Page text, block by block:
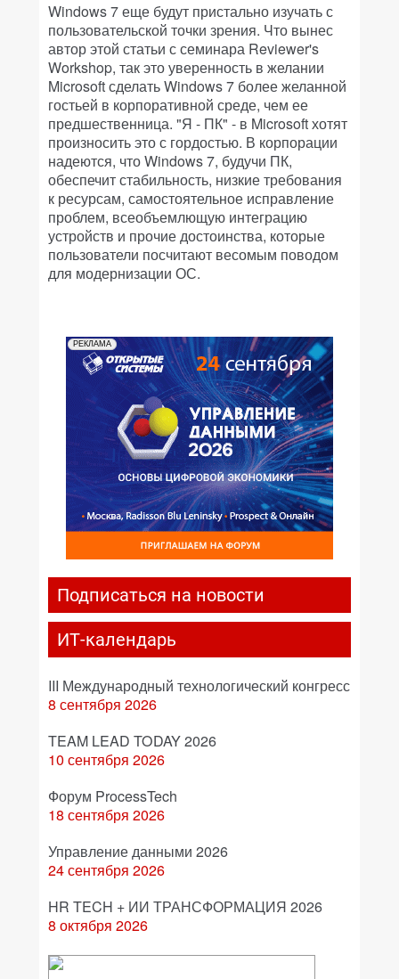
Windows 7 еще будут пристально изучать с
пользовательской точки зрения. Что вынес
автор этой статьи с семинара Reviewer's
Workshop, так это уверенность в желании
Microsoft сделать Windows 7 более желанной
гостьей в корпоративной среде, чем ее
предшественница. "Я - ПК" - в Microsoft хотят
произносить это с гордостью. В корпорации
надеются, что Windows 7, будучи ПК,
обеспечит стабильность, низкие требования
к ресурсам, самостоятельное исправление
проблем, всеобъемлющую интеграцию
устройств и прочие достоинства, которые
пользователи посчитают весомым поводом
для модернизации ОС.
РЕКЛАМА
Подписаться на новости
ИТ-календарь
III Международный технологический конгресс
8 сентября 2026
TEAM LEAD TODAY 2026
10 сентября 2026
Форум ProcessTech
18 сентября 2026
Управление данными 2026
24 сентября 2026
HR TECH + ИИ ТРАНСФОРМАЦИЯ 2026
8 октября 2026